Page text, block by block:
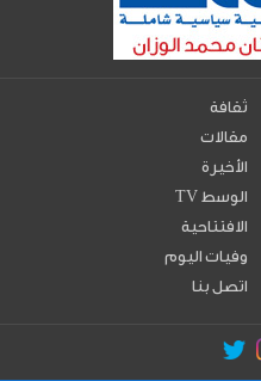
ثقافة
مقالات
الأخيرة
TV الوسط
الافتتاحية
وفيات اليوم
اتصل بنا